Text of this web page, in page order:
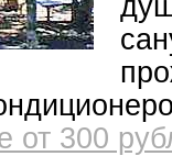
от 300